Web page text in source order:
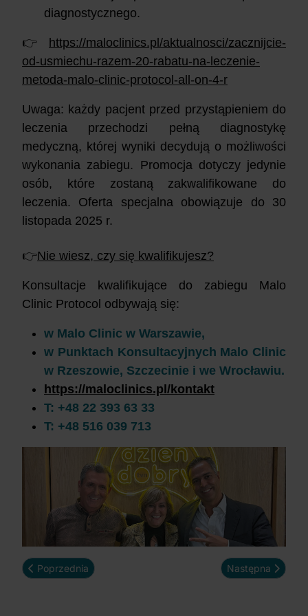
diagnostycznego.
👉 https://maloclinics.pl/aktualnosci/zacznijcie-
od-usmiechu-razem-20-rabatu-na-leczenie-
metoda-malo-clinic-protocol-all-on-4-r
Uwaga: każdy pacjent przed przystąpieniem do
leczenia przechodzi pełną diagnostykę
medyczną, której wyniki decydują o możliwości
wykonania zabiegu. Promocja dotyczy jedynie
osób, które zostaną zakwalifikowane do
leczenia. Oferta specjalna obowiązuje do 30
listopada 2025 r.
👉Nie wiesz, czy się kwalifikujesz?
Konsultacje kwalifikujące do zabiegu Malo
Clinic Protocol odbywają się:
w Malo Clinic w Warszawie,
w Punktach Konsultacyjnych Malo Clinic
w Rzeszowie, Szczecinie i we Wrocławiu.
https://maloclinics.pl/kontakt
T: +48 22 393 63 33
T: +48 516 039 713
Poprzednia strona: Paradontoza to cichy wróg! Dlaczego
Poprzednia Następna strona:
Następna